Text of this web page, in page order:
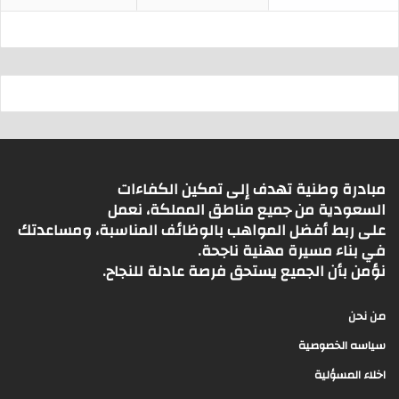
مبادرة وطنية تهدف إلى تمكين الكفاءات
السعودية من جميع مناطق المملكة، نعمل
على ربط أفضل المواهب بالوظائف المناسبة، ومساعدتك
في بناء مسيرة مهنية ناجحة.
نؤمن بأن الجميع يستحق فرصة عادلة للنجاح.
من نحن
سياسه الخصوصية
اخلاء المسؤلية